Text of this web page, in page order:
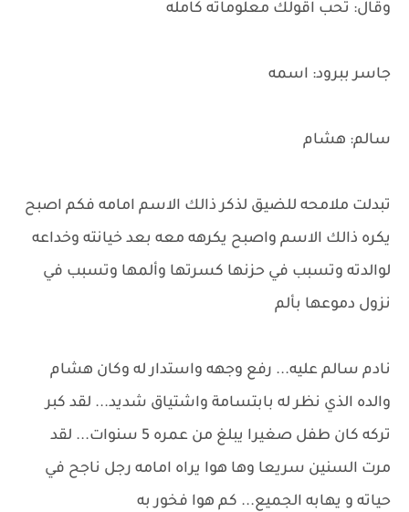
وقال: تحب اقولك معلوماته كامله
جاسر ببرود: اسمه
سالم: هشام
تبدلت ملامحه للضيق لذكر ذالك الاسم امامه فكم اصبح
يكره ذالك الاسم واصبح يكرهه معه بعد خيانته وخداعه
لوالدته وتسبب في حزنها كسرتها وألمها وتسبب في
نزول دموعها بألم
نادم سالم عليه... رفع وجهه واستدار له وكان هشام
والده الذي نظر له بابتسامة واشتياق شديد... لقد كبر
تركه كان طفل صغيرا يبلغ من عمره 5 سنوات... لقد
مرت السنين سريعا وها هوا يراه امامه رجل ناجح في
حياته و يهابه الجميع... كم هوا فخور به